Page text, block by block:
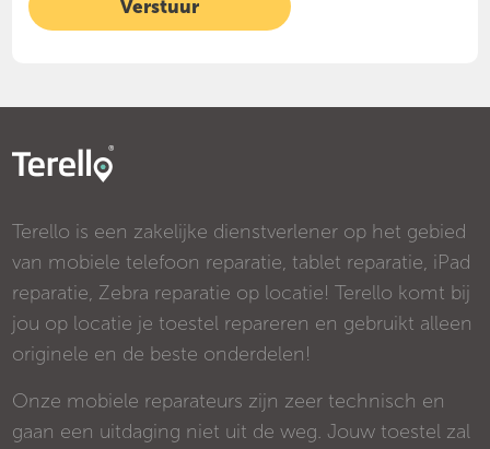
Terello is een zakelijke dienstverlener op het gebied
van mobiele telefoon reparatie, tablet reparatie, iPad
reparatie, Zebra reparatie op locatie! Terello komt bij
jou op locatie je toestel repareren en gebruikt alleen
originele en de beste onderdelen!
Onze mobiele reparateurs zijn zeer technisch en
gaan een uitdaging niet uit de weg. Jouw toestel zal